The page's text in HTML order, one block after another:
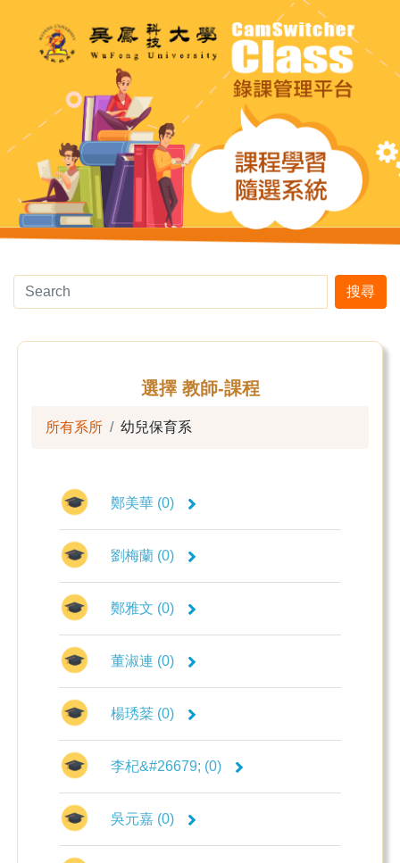
搜尋
選擇 教師-課程
所有系所 幼兒保育系
鄭美華 (0)
劉梅蘭 (0)
鄭雅文 (0)
董淑連 (0)
楊琇棻 (0)
李杞&#26679; (0)
吳元嘉 (0)